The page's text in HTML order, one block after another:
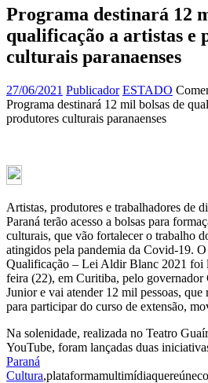
Programa destinará 12
qualificação a artistas e
culturais paranaenses
27/06/2021 Publicador ESTADO
Programa destinará 12 mil bolsas de
produtores culturais paranaenses
Artistas, produtores e trabalhadores de
Paraná terão acesso a bolsas para
culturais, que vão fortalecer o trabalho
atingidos pela pandemia da Covid-19.
Qualificação – Lei Aldir Blanc 2021 foi
feira (22), em Curitiba, pelo governador
Junior e vai atender 12 mil pessoas, que
para participar do curso de extensão,
Na solenidade, realizada no Teatro
YouTube, foram lançadas duas
Paraná
Cultura